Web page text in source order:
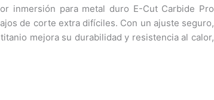
inmersión para metal duro E-Cut Carbide Pro
de corte extra difíciles. Con un ajuste seguro,
mejora su durabilidad y resistencia al calor,